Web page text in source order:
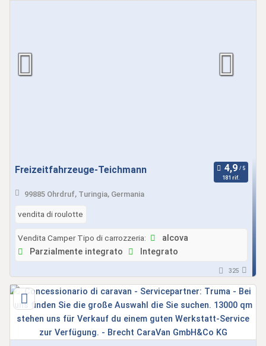
Freizeitfahrzeuge-Teichmann
181 rif.
99885 Ohrdruf, Turingia, Germania
vendita di roulotte
Vendita Camper Tipo di carrozzeria:
alcova
Parzialmente integrato
Integrato
325